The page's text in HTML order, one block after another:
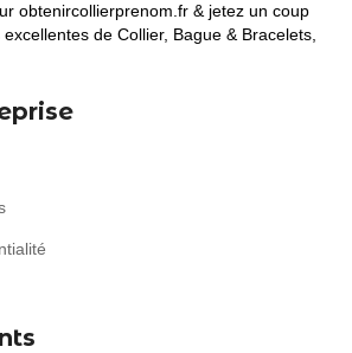
obtenircollierprenom.fr & jetez un coup
de Collier, Bague & Bracelets,